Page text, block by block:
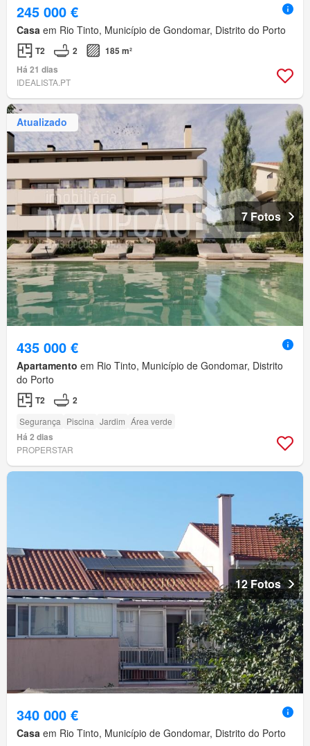
245 000 €
Casa em Rio Tinto, Município de Gondomar, Distrito do Porto
T2 2
185 m²
Há 21 dias
IDEALISTA.PT
Atualizado
7 Fotos
435 000 €
Apartamento em Rio Tinto, Município de Gondomar, Distrito
do Porto
T2 2
Segurança Piscina Jardim Área verde
Há 2 dias
PROPERSTAR
12 Fotos
340 000 €
Casa em Rio Tinto, Município de Gondomar, Distrito do Porto